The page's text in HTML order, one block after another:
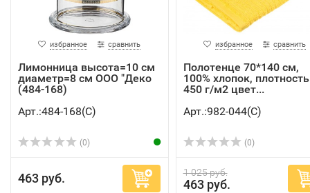
избранное сравнить
Лимонница высота=10 см
диаметр=8 см ООО "Деко
(484-168)
Арт.:484-168(C)
(0)
463 руб.
избранное сравнить
Полотенце 70*140 см,
100% хлопок, плотность
450 г/м2 цвет...
Арт.:982-044(C)
(0)
1 025 руб.
463 руб.